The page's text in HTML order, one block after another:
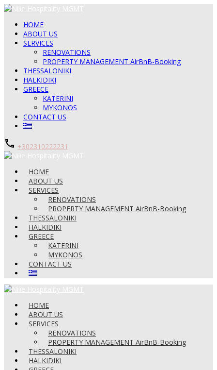
HOME
ABOUT US
SERVICES
RENOVATIONS
PROPERTY MANAGEMENT AirBnB-Booking
THESSALONIKI
HALKIDIKI
GREECE
KATERINI
MYKONOS
CONTACT US
+302310222231
HOME
ABOUT US
SERVICES
RENOVATIONS
PROPERTY MANAGEMENT AirBnB-Booking
THESSALONIKI
HALKIDIKI
GREECE
KATERINI
MYKONOS
CONTACT US
HOME
ABOUT US
SERVICES
RENOVATIONS
PROPERTY MANAGEMENT AirBnB-Booking
THESSALONIKI
HALKIDIKI